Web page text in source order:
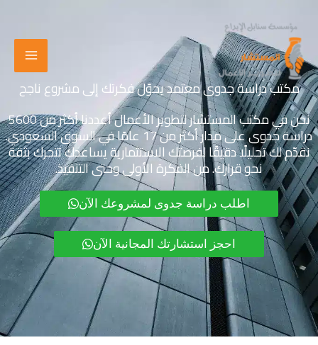
المحتوى
مكتب دراسة جدوى معتمد يحوّل فكرتك إلى مشروع ناجح
نحن في مكتب المستشار لتطوير الأعمال أعددنا أكثر من 5600
دراسة جدوى على مدار أكثر من 17 عامًا في السوق السعودي.
نقدّم لك تحليلًا دقيقًا لفرصتك الاستثمارية يساعدك تتحرك بثقة
نحو قرارك. من الفكرة الأولى وحتى التنفيذ.
اطلب دراسة جدوى لمشروعك الآن
احجز استشارتك المجانية الآن